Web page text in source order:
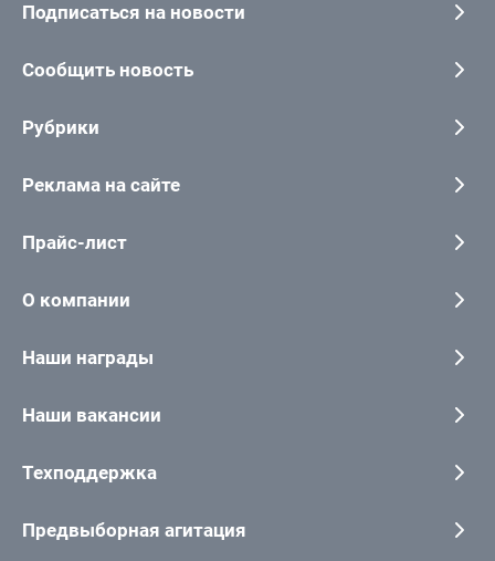
Подписаться на новости
Сообщить новость
Рубрики
Реклама на сайте
Прайс-лист
О компании
Наши награды
Наши вакансии
Техподдержка
Предвыборная агитация